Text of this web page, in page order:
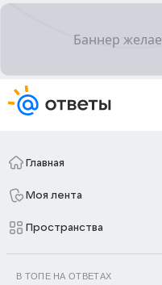
Главная
Моя лента
Пространства
В ТОПЕ НА ОТВЕТАХ